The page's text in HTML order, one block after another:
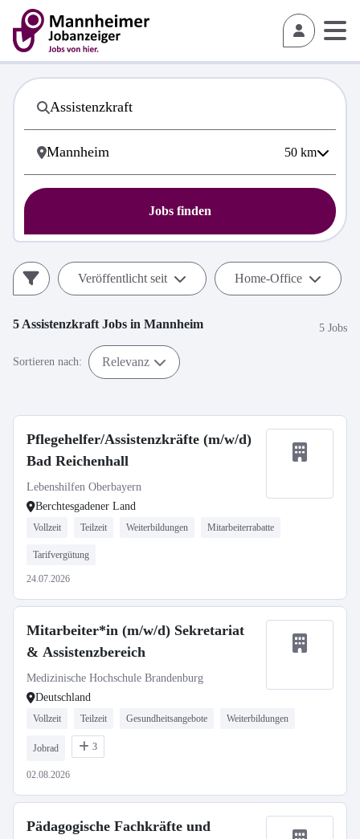
50 km
Jobs finden
Veröffentlicht seit Home-Office
5 Assistenzkraft Jobs in Mannheim 5 Jobs
Sortieren nach: Relevanz
Pflegehelfer/Assistenzkräfte (m/w/d)
Bad Reichenhall
Lebenshilfen Oberbayern
Berchtesgadener Land
Vollzeit Teilzeit Weiterbildungen Mitarbeiterrabatte
Tarifvergütung
24.07.2026
Mitarbeiter*in (m/w/d) Sekretariat
& Assistenzbereich
Medizinische Hochschule Brandenburg
Deutschland
Vollzeit Teilzeit Gesundheitsangebote Weiterbildungen
Jobrad 3
02.08.2026
Pädagogische Fachkräfte und